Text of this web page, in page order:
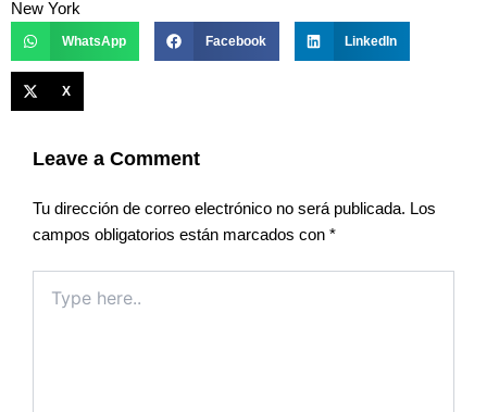
New York
WhatsApp Facebook LinkedIn
X
Leave a Comment
Tu dirección de correo electrónico no será publicada. Los
campos obligatorios están marcados con *
here..